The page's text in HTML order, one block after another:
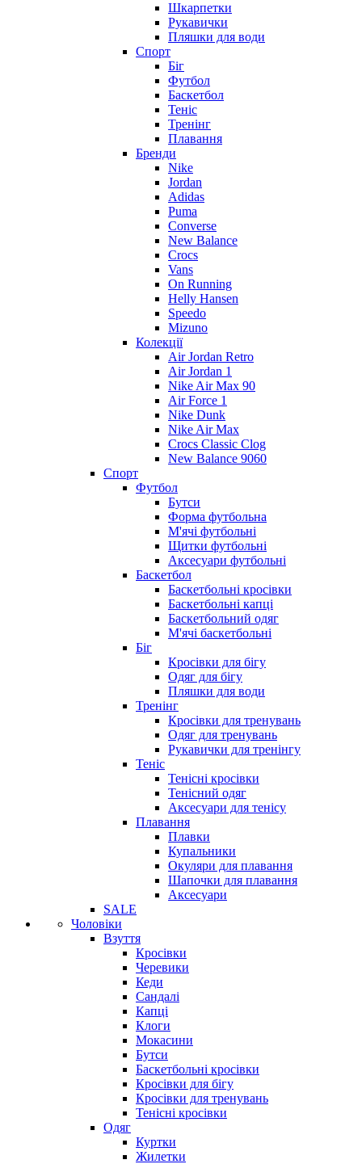
Шкарпетки
Рукавички
Пляшки для води
Спорт
Біг
Футбол
Баскетбол
Теніс
Тренінг
Плавання
Бренди
Nike
Jordan
Adidas
Puma
Converse
New Balance
Crocs
Vans
On Running
Helly Hansen
Speedo
Mizuno
Колекції
Air Jordan Retro
Air Jordan 1
Nike Air Max 90
Air Force 1
Nike Dunk
Nike Air Max
Crocs Classic Clog
New Balance 9060
Спорт
Футбол
Бутси
Форма футбольна
М'ячі футбольні
Щитки футбольні
Аксесуари футбольні
Баскетбол
Баскетбольні кросівки
Баскетбольні капці
Баскетбольний одяг
М'ячі баскетбольні
Біг
Кросівки для бігу
Одяг для бігу
Пляшки для води
Тренінг
Кросівки для тренувань
Одяг для тренувань
Рукавички для тренінгу
Теніс
Тенісні кросівки
Тенісний одяг
Аксесуари для тенісу
Плавання
Плавки
Купальники
Окуляри для плавання
Шапочки для плавання
Аксесуари
SALE
Чоловіки
Взуття
Кросівки
Черевики
Кеди
Сандалі
Капці
Клоги
Мокасини
Бутси
Баскетбольні кросівки
Кросівки для бігу
Кросівки для тренувань
Тенісні кросівки
Одяг
Куртки
Жилетки